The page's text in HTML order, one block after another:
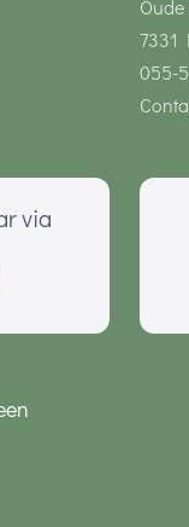
7331
055-
via